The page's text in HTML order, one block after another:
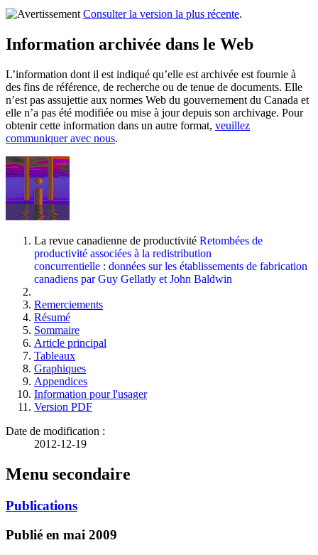
Consulter la version la plus récente.
Information archivée dans le Web
L’information dont il est indiqué qu’elle est archivée est fournie à
des fins de référence, de recherche ou de tenue de documents. Elle
n’est pas assujettie aux normes Web du gouvernement du Canada et
elle n’a pas été modifiée ou mise à jour depuis son archivage. Pour
obtenir cette information dans un autre format, veuillez
communiquer avec nous.
La revue canadienne de productivité Retombées de
productivité associées à la redistribution
concurrentielle : données sur les établissements de fabrication
canadiens par Guy Gellatly et John Baldwin
Remerciements
Résumé
Sommaire
Article principal
Tableaux
Graphiques
Appendices
Information pour l'usager
Version PDF
Date de modification :
2012-12-19
Menu secondaire
Publications
Publié en mai 2009